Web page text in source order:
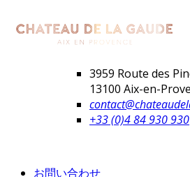
3959 Route des
13100 Aix-en-
+33 (0)4 84 930 930
お問い合わせ